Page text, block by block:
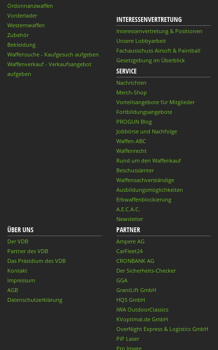
Ordonnanzwaffen
Vorderlader
Westernwaffen
Zubehör
Bekleidung
Waffensuche - Kaufgesuch aufgeben
Waffenverkauf - Verkaufsangebot
aufgeben
INTERESSENVERTRETUNG
Interessenvertretung & Positionen
Unsere Lobbyarbeit
Fachausschuss Airsoft & Paintball
Gesetzgebung im Überblick
SERVICE
Nachrichten
Merch-Shop
Vorteilsangebote für Mitglieder
Fortbildungsangebote
PROGUN Blog
Jobbörse und Nachfolge
Waffen-ABC
Waffenrecht
Rund um den Waffenkauf
Beschussämter
Waffensachverständige
Ausbildungsmöglichkeiten
Erbwaffenblockierung
A.E.C.A.C.
Newsletter
ÜBER UNS
Der VDB
Partner des VDB
Das Präsidium des VDB
Kontakt
Impressum
AGB
Datenschutzerklärung
PARTNER
Ampere AG
CarFleet24
CRONBANK AG
Der Sicherheits-Checker
GGA
GrantLift GmbH
HQS GmbH
IWA OutdoorClassics
KVoptimal.de GmbH
OverNight Express & Logistics GmbH
PiP Laser
Pro Image